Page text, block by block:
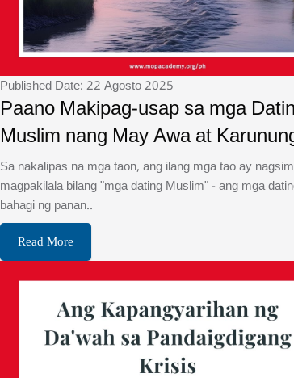
Published Date: 22 Agosto 2025
Paano Makipag-usap sa mga
Muslim nang May Awa at
Sa nakalipas na mga taon, ang ilang mga tao ay
magpakilala bilang "mga dating Muslim" - ang mga
bahagi ng panan..
Read More